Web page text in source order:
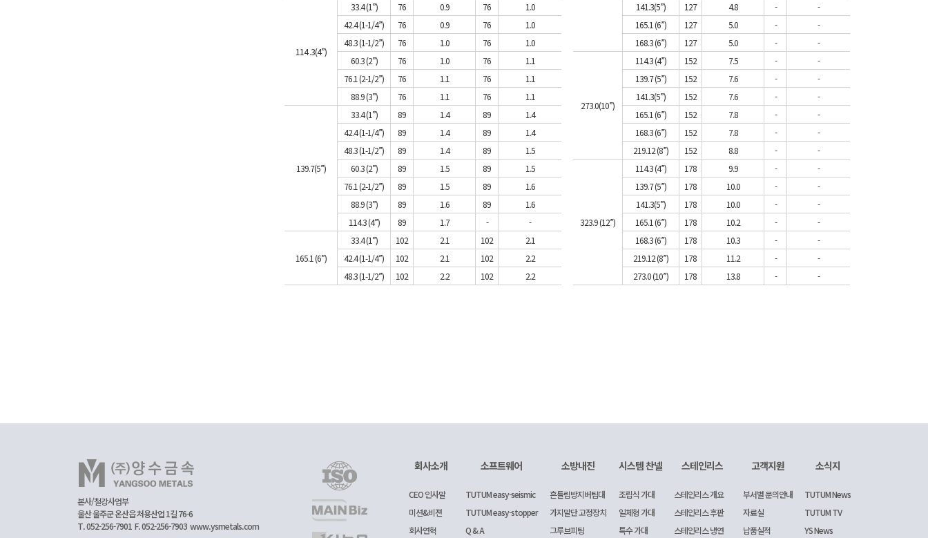
114 .3(4”)
33.4 (1”) 76 0.9 76
1.0
42.4 (1-1/4”)
76 0.9 76
1.0
48.3 (1-1/2”)
76 1.0 76
1.0
60.3 (2”)
76 1.0 76
1.1
76.1 (2-1/2”)
76 1.1 76
1.1
88.9 (3”)
76 1.1 76 1.1
139.7(5”)
33.4 (1”) 89 1.4 89
1.4
42.4 (1-1/4”)
89 1.4 89
1.4
48.3 (1-1/2”)
89 1.4 89
1.5
60.3 (2”)
89 1.5 89
1.5
76.1 (2-1/2”)
89 1.5 89
1.6
88.9 (3”)
89 1.6 89
1.6
114.3 (4”)
89 1.7 - -
165.1 (6”)
33.4 (1”) 102 2.1 102
2.1
42.4 (1-1/4”)
102 2.1 102
2.2
48.3 (1-1/2”)
102 2.2 102 2.2
141.3(5”)
127 4.8 -
-
165.1 (6”)
127 5.0 -
-
168.3 (6”)
127 5.0 - -
273.0(10”)
114.3 (4”) 152 7.5 -
-
139.7 (5”)
152 7.6 -
-
141.3(5”)
152 7.6 -
-
165.1 (6”)
152 7.8 -
-
168.3 (6”)
152 7.8 -
-
219.12 (8”)
152 8.8 - -
323.9 (12”)
114.3 (4”) 178 9.9 -
-
139.7 (5”)
178 10.0 -
-
141.3(5”)
178 10.0 -
-
165.1 (6”)
178 10.2 -
-
168.3 (6”)
178 10.3 -
-
219.12 (8”)
178 11.2 -
-
273.0 (10”)
178 13.8 - -
본사/철강사업부
울산 울주군 온산읍 처용산업 1길 76-6
T. 052-256-7901 F. 052-256-7903 www.ysmetals.com
회사소개
CEO 인사말
미션&비젼
회사연혁
소프트웨어
TUTUM easy-seismic
TUTUM easy-stopper
Q & A
소방내진
흔들림방지버팀대
가지말단 고정장치
그루브피팅
시스템 찬넬
조립식 가대
일체형 가대
특수 가대
스테인리스
스테인리스 개요
스테인리스 후판
스테인리스 냉연
고객지원
부서별 문의안내
자료실
납품실적
소식지
TUTUM News
TUTUM TV
YS News